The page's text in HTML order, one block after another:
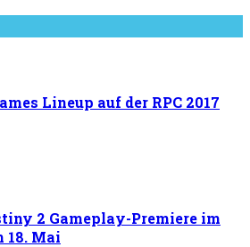
Lineup auf der RPC 2017
2 Gameplay-Premiere im
18. Mai